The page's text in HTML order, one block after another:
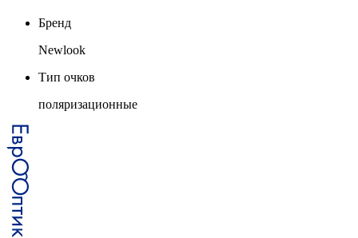
Бренд
Newlook
Тип очков
поляризационные